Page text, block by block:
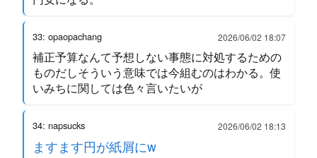
33: opaopachang 2026/06/02 18:07
補正予算なんて予想しない事態に対処するための
ものだしそういう意味では今組むのはわかる。使
いみちに関しては色々言いたいが
34: napsucks 2026/06/02 18:13
ますます円が紙屑にw